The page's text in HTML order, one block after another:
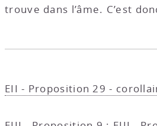
trouve dans l’âme. C’est
EII - Proposition 29 -